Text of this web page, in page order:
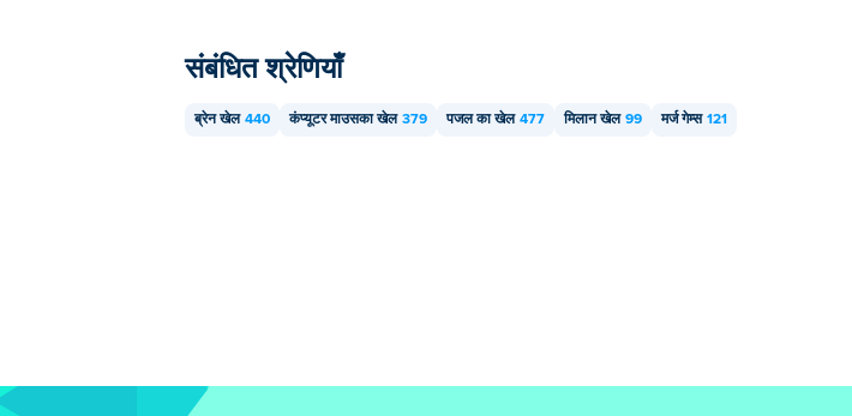
संबंधित श्रेणियाँ
ब्रेन खेल 440 कंप्यूटर माउसका खेल 379 पजल का खेल 477 मिलान खेल 99 मर्ज गेम्स 121